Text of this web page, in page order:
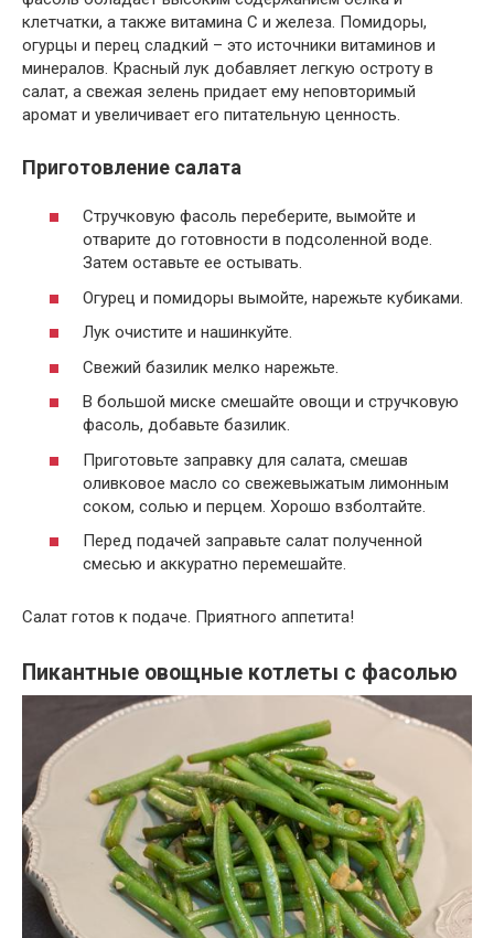
клетчатки, а также витамина С и железа. Помидоры,
огурцы и перец сладкий – это источники витаминов и
минералов. Красный лук добавляет легкую остроту в
салат, а свежая зелень придает ему неповторимый
аромат и увеличивает его питательную ценность.
Приготовление салата
Стручковую фасоль переберите, вымойте и
отварите до готовности в подсоленной воде.
Затем оставьте ее остывать.
Огурец и помидоры вымойте, нарежьте кубиками.
Лук очистите и нашинкуйте.
Свежий базилик мелко нарежьте.
В большой миске смешайте овощи и стручковую
фасоль, добавьте базилик.
Приготовьте заправку для салата, смешав
оливковое масло со свежевыжатым лимонным
соком, солью и перцем. Хорошо взболтайте.
Перед подачей заправьте салат полученной
смесью и аккуратно перемешайте.
Салат готов к подаче. Приятного аппетита!
Пикантные овощные котлеты с фасолью